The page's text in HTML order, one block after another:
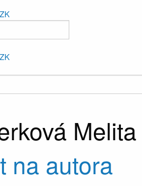
Melita
na autora